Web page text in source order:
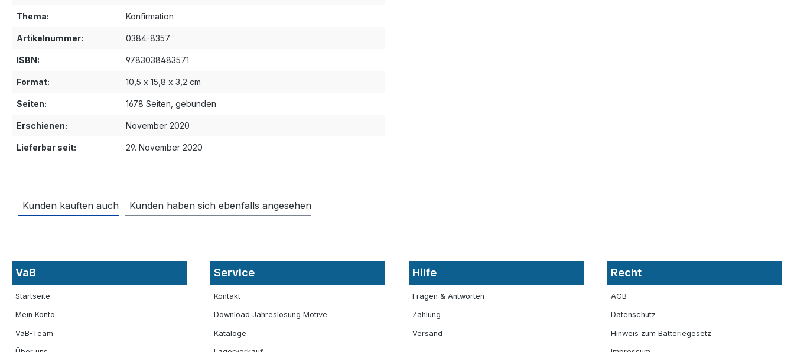
Thema: Konfirmation
Artikelnummer: 0384-8357
ISBN: 9783038483571
Format: 10,5 x 15,8 x 3,2 cm
Seiten: 1678 Seiten, gebunden
Erschienen: November 2020
Lieferbar seit: 29. November 2020
Kunden kauften auch Kunden haben sich ebenfalls angesehen
VaB
Startseite
Mein Konto
VaB-Team
Service
Kontakt
Download Jahreslosung Motive
Kataloge
Hilfe
Fragen & Antworten
Zahlung
Versand
Recht
AGB
Datenschutz
Hinweis zum Batteriegesetz